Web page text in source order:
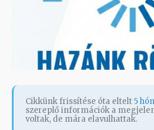
Cikkünk frissítése óta eltelt5
szereplő információk a
voltak, de mára elavulhattak.